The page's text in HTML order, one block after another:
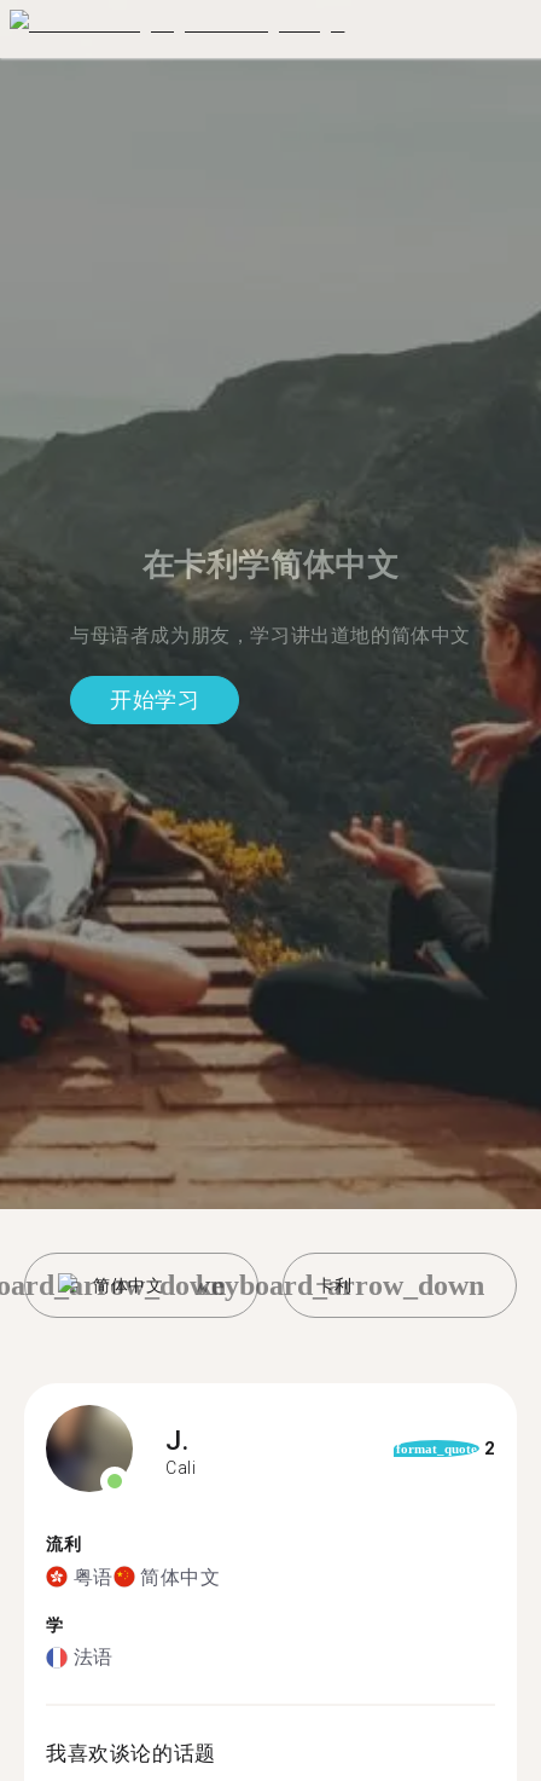
在卡利学简体中文
与母语者成为朋友，学习讲出道地的简体中文
开始学习
简体中文 卡利
keyboard_arrow_down
J.
Cali
format_quote 2
流利
粤语 简体中文
学
法语
我喜欢谈论的话题